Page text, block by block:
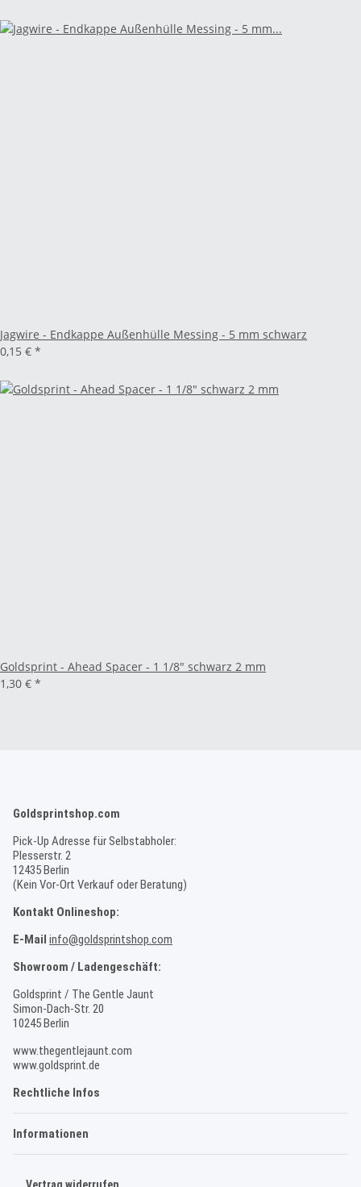
Jagwire - Endkappe Außenhülle Messing - 5 mm schwarz
0,15 € *
Goldsprint - Ahead Spacer - 1 1/8" schwarz 2 mm
1,30 € *
Goldsprintshop.com
Pick-Up Adresse für Selbstabholer:
Plesserstr. 2
12435 Berlin
(Kein Vor-Ort Verkauf oder Beratung)
Kontakt Onlineshop:
E-Mail info@goldsprintshop.com
Showroom / Ladengeschäft:
Goldsprint / The Gentle Jaunt
Simon-Dach-Str. 20
10245 Berlin
www.thegentlejaunt.com
www.goldsprint.de
Rechtliche Infos
Informationen